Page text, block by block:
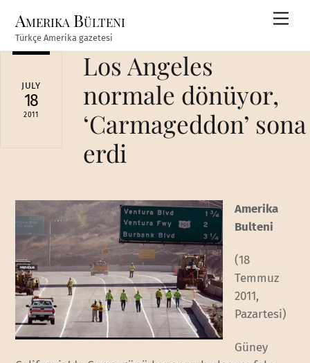
content
Amerika Bülteni
Türkçe Amerika gazetesi
JULY
18
2011
Los Angeles
normale dönüyor,
‘Carmageddon’ sona
erdi
Amerika
Bulteni
(18
Temmuz
2011,
Pazartesi)
Güney